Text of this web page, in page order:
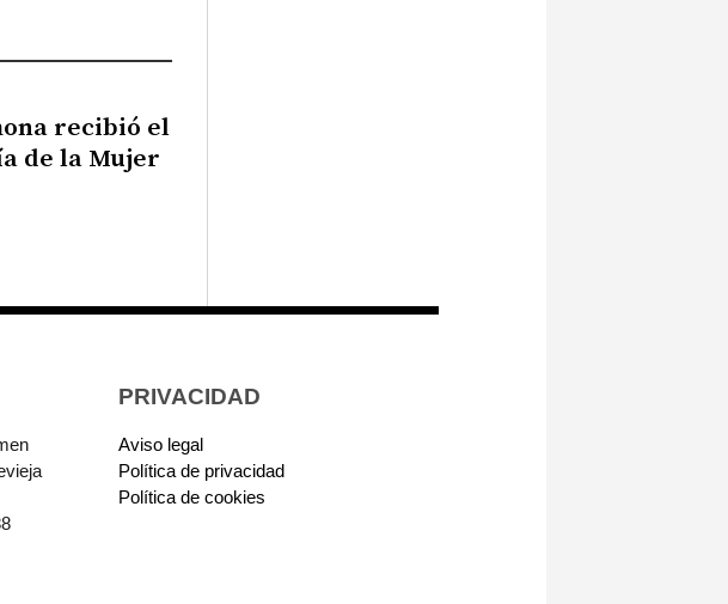
recibió el
de la Mujer
PRIVACIDAD
Aviso legal
Política de privacidad
Política de cookies